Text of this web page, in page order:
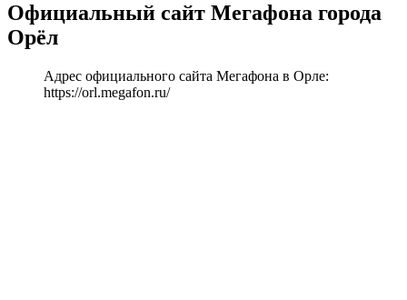
Официальный сайт Мегафона города
Орёл
Адрес официального сайта Мегафона в Орле:
https://orl.megafon.ru/